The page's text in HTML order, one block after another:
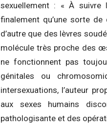
sexuellement : « À suivre
finalement qu’une sorte
d’autre que des lèvres
molécule très proche des
ne fonctionnent pas
génitales ou
intersexuations, l’auteur
aux sexes humains
pathologisante et des